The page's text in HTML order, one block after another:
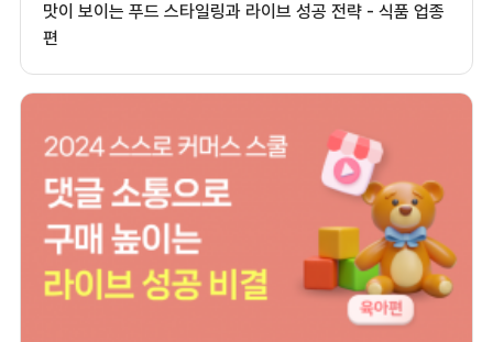
맛이 보이는 푸드 스타일링과 라이브 성공 전략 - 식품 업종
편